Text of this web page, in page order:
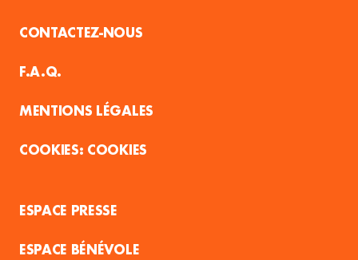
CONTACTEZ-NOUS
F.A.Q.
MENTIONS LÉGALES
COOKIES
ESPACE PRESSE
ESPACE BÉNÉVOLE